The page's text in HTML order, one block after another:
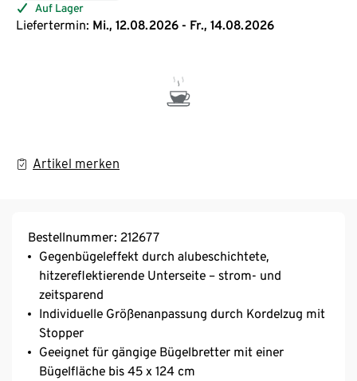
Auf Lager
Liefertermin: Mi., 12.08.2026 - Fr., 14.08.2026
Artikel merken
Bestellnummer: 212677
Gegenbügeleffekt durch alubeschichtete,
hitzereflektierende Unterseite – strom- und
zeitsparend
Individuelle Größenanpassung durch Kordelzug mit
Stopper
Geeignet für gängige Bügelbretter mit einer
Bügelfläche bis 45 x 124 cm